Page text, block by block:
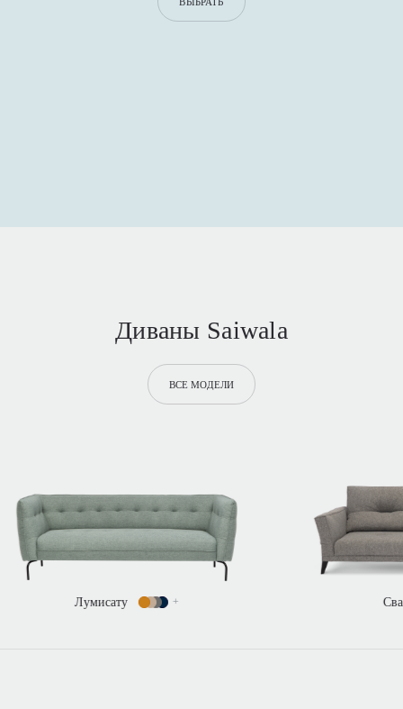
Диваны Saiwala
ВСЕ МОДЕЛИ
Свана